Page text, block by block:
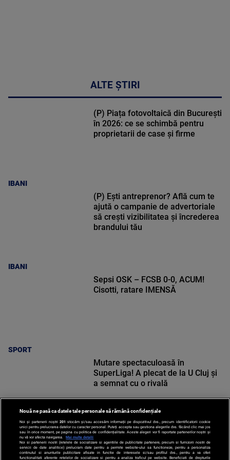
ALTE ȘTIRI
IBANI
(P) Piața fotovoltaică din București
în 2026: ce se schimbă pentru
proprietarii de case și firme
IBANI
(P) Ești antreprenor? Află cum te
ajută o campanie de advertoriale
să crești vizibilitatea și încrederea
brandului tău
SPORT
Sepsi OSK – FCSB 0-0, ACUM!
Cisotti, ratare IMENSĂ
SPORT
Mutare spectaculoasă în
SuperLiga! A plecat de la U Cluj și
a semnat cu o rivală
Nouă ne pasă ca datele tale personale să rămână confidențiale
Noi și partenerii noștri 201 stocăm și/sau accesăm informații pe dispozitivul dvs., precum identificatorii cookie
unici pentru prelucrarea datelor cu caracter personal. Puteți accepta sau gestiona alegerile dvs. făcând clic mai jos
sau în orice moment, pe pagina cu politica de confidențialitate. Aceste alegeri vor fi raportate partenerilor noștri și
nu vă vor afecta navigarea.
Mai multe detalii
Noi si partenerii nostri (retelele de socializare si agentiile de publicitate partenere, precum si furnizorii nostri de
servicii de date analitice) prelucram date pentru a permite website-ului sa functioneze, pentru a personaliza
continutul si anunturile publicitare afisate in functie de interesele si/sau profilul dvs., pentru a va oferi
functionalitati aferente retelelor de socializare si pentru a analiza traficul pe website. Beneficiati de drepturile